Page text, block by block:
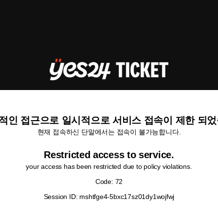
인 접근으로 일시적으로 서비스 접속이 제한 되
현재 접속하신 단말에서는 접속이 불가능합니다.
Restricted access to service.
your access has been restricted due to policy violations.
Code: 72
Session ID: mshtfge4-5bxc17sz01dy1wojfwj